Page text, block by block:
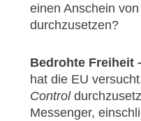
einen Anschein
durchzusetzen?
Bedrohte Freiheit
hat die EU
Control
Messenger,